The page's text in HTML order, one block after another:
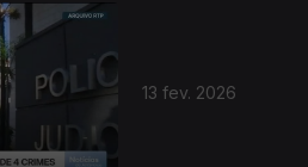
13 fev. 2026